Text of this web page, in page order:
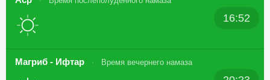
16:52
Магриб - Ифтар Время вечернего намаза